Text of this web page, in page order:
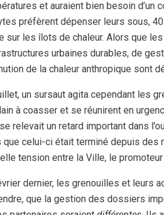
et auraient bien besoin d’un
préfèrent dépenser leurs sous,
sur les îlots de chaleur. Alors que
urbaines durables, de
de la chaleur anthropique sont
un sursaut agita cependant les
à coasser et se réunirent en
relevait un retard important dans
que celui-ci était terminé depuis des
tension entre la Ville, le promoteur
dernier, les grenouilles et leurs
que la gestion des dossiers